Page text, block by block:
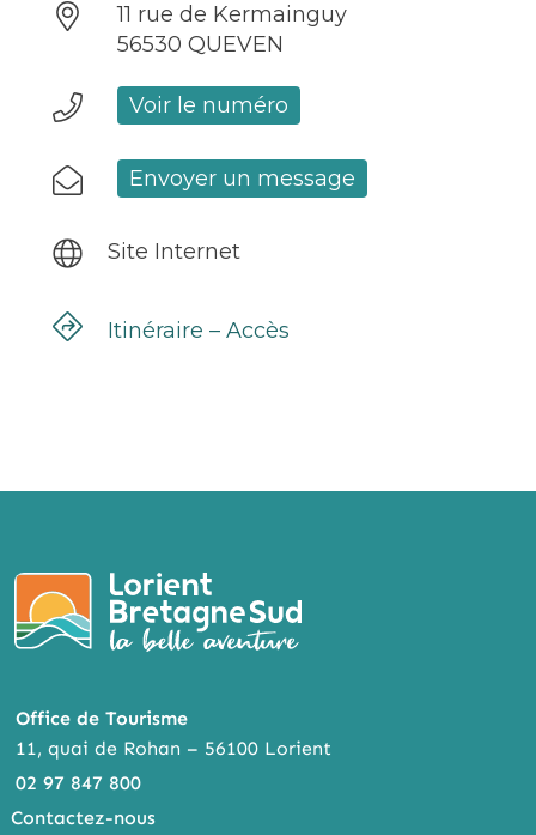
11 rue de Kermainguy
56530 QUEVEN
Voir le numéro
Envoyer un message
Site Internet
Itinéraire – Accès
Office de Tourisme
11, quai de Rohan – 56100 Lorient
02 97 847 800
Contactez-nous